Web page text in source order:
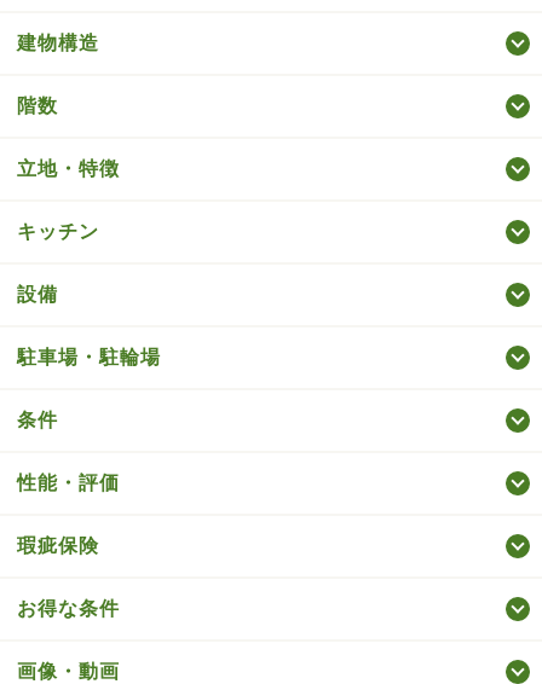
建物構造
階数
立地・特徴
キッチン
設備
駐車場・駐輪場
条件
性能・評価
瑕疵保険
お得な条件
画像・動画